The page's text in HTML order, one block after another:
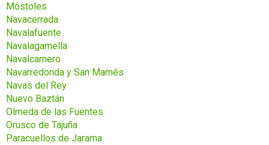
Móstoles
Navacerrada
Navalafuente
Navalagamella
Navalcarnero
Navarredonda y San Mamés
Navas del Rey
Nuevo Baztán
Olmeda de las Fuentes
Orusco de Tajuña
Paracuellos de Jarama